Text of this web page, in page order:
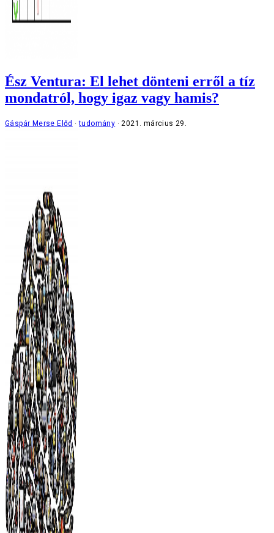
Ész Ventura: El lehet dönteni erről a tíz
mondatról, hogy igaz vagy hamis?
Gáspár Merse Előd tudomány 2021. március 29.